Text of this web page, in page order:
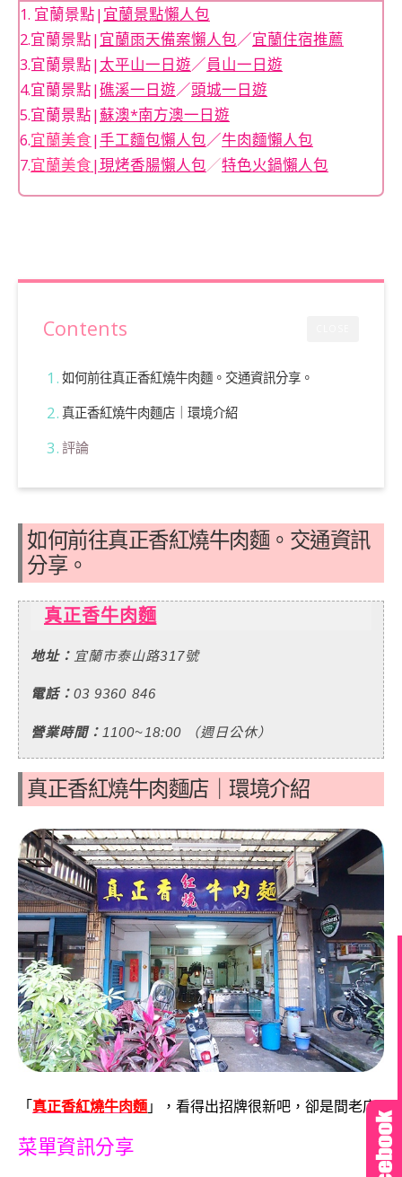
1. 宜蘭景點|宜蘭景點懶人包
2.宜蘭景點|宜蘭雨天備案懶人包／宜蘭住宿推薦
3.宜蘭景點|太平山一日遊／員山一日遊
4.宜蘭景點|礁溪一日遊／頭城一日遊
5.宜蘭景點|蘇澳*南方澳一日遊
6.宜蘭美食|手工麵包懶人包／牛肉麵懶人包
7.宜蘭美食|現烤香腸懶人包／特色火鍋懶人包
Contents
如何前往真正香紅燒牛肉麵。交通資訊分享。
真正香紅燒牛肉麵店｜環境介紹
評論
如何前往真正香紅燒牛肉麵。交通資訊
分享。
真正香牛肉麵
地址： 宜蘭市泰山路317號
電話：03 9360 846
營業時間： 1100~18:00 （週日公休）
真正香紅燒牛肉麵店｜環境介紹
「 真正香紅燒牛肉麵 」，看得出招牌很新吧，卻是間老店
菜單資訊分享